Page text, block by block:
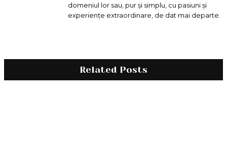
domeniul lor sau, pur și simplu, cu pasiuni și
experiențe extraordinare, de dat mai departe.
Related Posts